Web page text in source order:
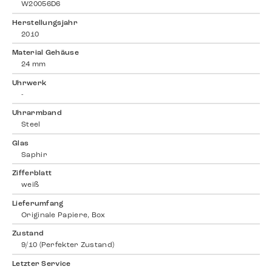
W20056D6
Herstellungsjahr
2010
Material Gehäuse
24 mm
Uhrwerk
-
Uhrarmband
Steel
Glas
Saphir
Zifferblatt
weiß
Lieferumfang
Originale Papiere, Box
Zustand
9/10 (Perfekter Zustand)
Letzter Service